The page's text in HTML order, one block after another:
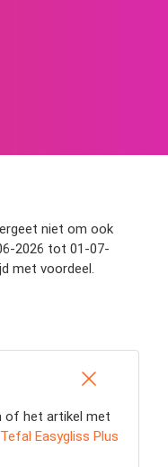
niet om ook
2026 tot 01-07-
met voordeel.
of het artikel met
Tefal Easygliss Plus